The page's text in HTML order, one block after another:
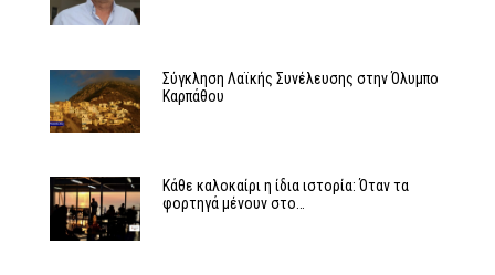
Σύγκληση Λαϊκής Συνέλευσης στην Όλυμπο
Καρπάθου
Κάθε καλοκαίρι η ίδια ιστορία: Όταν τα
φορτηγά μένουν στο…